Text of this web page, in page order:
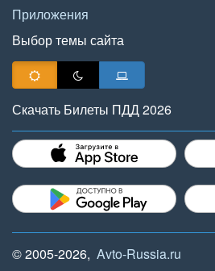
Приложения
Выбор темы сайта
Скачать Билеты ПДД 2026
© 2005-2026, Avto-Russia.ru